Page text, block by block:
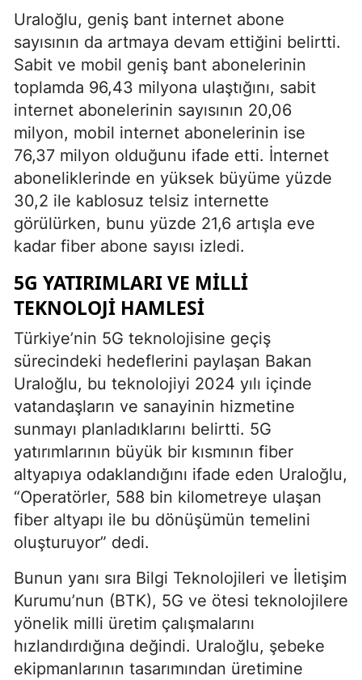
Uraloğlu, geniş bant internet abone
sayısının da artmaya devam ettiğini belirtti.
Sabit ve mobil geniş bant abonelerinin
toplamda 96,43 milyona ulaştığını, sabit
internet abonelerinin sayısının 20,06
milyon, mobil internet abonelerinin ise
76,37 milyon olduğunu ifade etti. İnternet
aboneliklerinde en yüksek büyüme yüzde
30,2 ile kablosuz telsiz internette
görülürken, bunu yüzde 21,6 artışla eve
kadar fiber abone sayısı izledi.
5G YATIRIMLARI VE MILLI
TEKNOLOJI HAMLESI
Türkiye’nin 5G teknolojisine geçiş
sürecindeki hedeflerini paylaşan Bakan
Uraloğlu, bu teknolojiyi 2024 yılı içinde
vatandaşların ve sanayinin hizmetine
sunmayı planladıklarını belirtti. 5G
yatırımlarının büyük bir kısmının fiber
altyapıya odaklandığını ifade eden Uraloğlu,
“Operatörler, 588 bin kilometreye ulaşan
fiber altyapı ile bu dönüşümün temelini
oluşturuyor” dedi.
Bunun yanı sıra Bilgi Teknolojileri ve İletişim
Kurumu’nun (BTK), 5G ve ötesi teknolojilere
yönelik milli üretim çalışmalarını
hızlandırdığına değindi. Uraloğlu, şebeke
ekipmanlarının tasarımından üretimine